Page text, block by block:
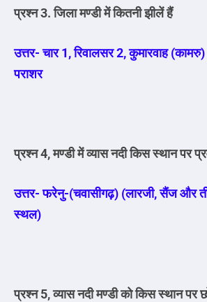
प्रश्न 3. जिला मण्डी में कितनी झीलें हैं
उत्तर- चार 1, रिवालसर 2, कुमारवाह
पराशर
प्रश्न 4, मण्डी में व्यास नदी किस स्थान पर
उत्तर- फरेनु-(चवासीगढ़) (लारजी, सैंज और
स्थल)
प्रश्न 5, व्यास नदी मण्डी को किस स्थान पर